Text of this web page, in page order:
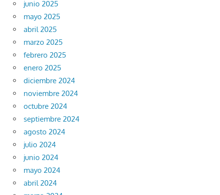
junio 2025
mayo 2025
abril 2025
marzo 2025
febrero 2025
enero 2025
diciembre 2024
noviembre 2024
octubre 2024
septiembre 2024
agosto 2024
julio 2024
junio 2024
mayo 2024
abril 2024